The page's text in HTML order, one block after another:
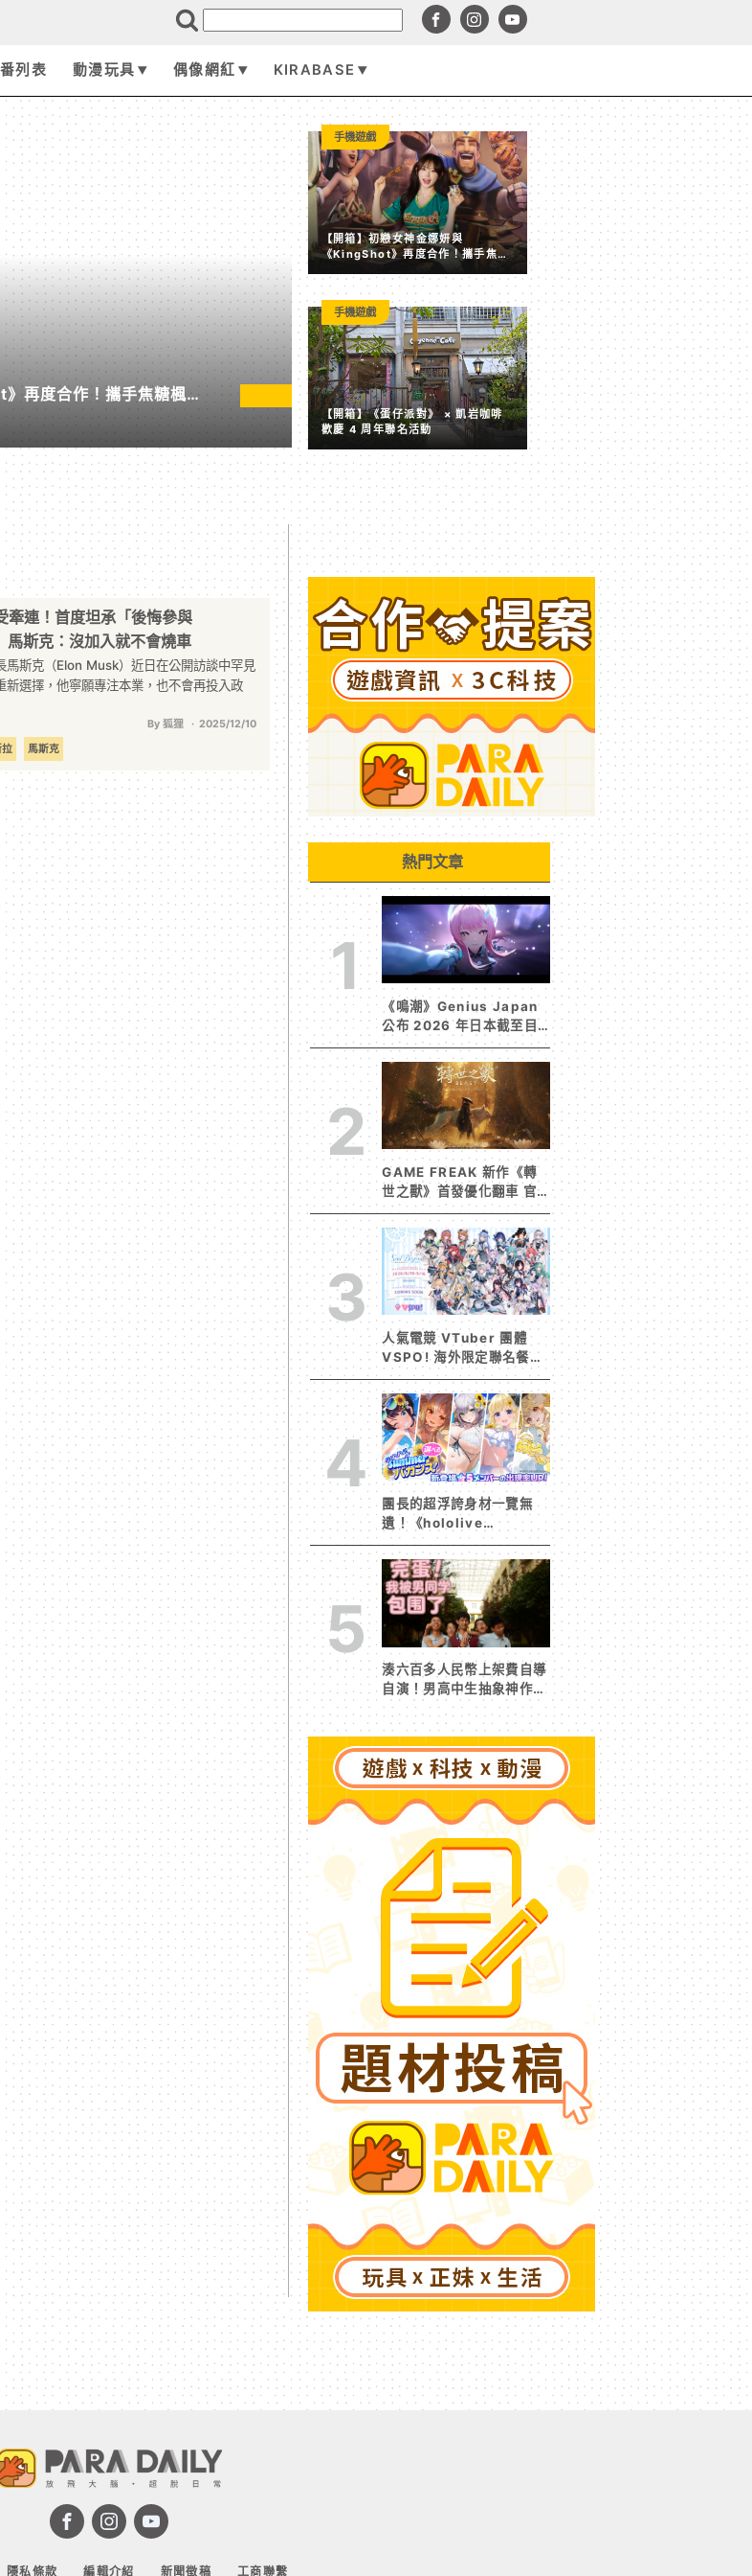
列表 動漫玩具 偶像網紅 KIRABASE
再度合作！攜手焦糖楓、
手機遊戲
【開箱】《蛋仔派對》 × 凱岩咖啡 歡慶 4 周年聯名活動
【開箱】初戀女神金娜妍與
《KingShot》再度合作！攜手焦糖
楓、柒息地推出「國王燒烤節」活動
手機遊戲
【開箱】《蛋仔派對》 × 凱岩咖啡
歡慶 4 周年聯名活動
手機遊戲
牽連！首度坦承「後悔參與
斯克：沒加入就不會燒車
馬斯克（Elon Musk）近日在公開訪談中罕見
新選擇，他寧願專注本業，也不會再投入政
By 狐狸
2025/12/10
拉 馬斯克
熱門文章
1
《鳴潮》Genius Japan
公布 2026 年日本截至目
前為止人氣歌單《遠航星的
告別》&《自無垠處歸航之
星》入榜
2
GAME FREAK 新作《轉
世之獸》首發優化翻車 官
方急發聲明承諾提供大量更
新彌補
3
人氣電競 VTuber 團體
VSPO! 海外限定聯名餐廳
《Sail Beyond！～駛向
更遠的彼方～》今夏登場！
4
團長的超浮誇身材一覽無
遺！《hololive
Dreams》首波夏日活動今
日開跑 白銀諾艾爾等 5
位人氣成員泳裝卡池同步解
鎖
5
湊六百多人民幣上架費自導
自演！男高中生抽象神作
《完蛋！我被男同學包圍
了》突然爆紅
隱私條款 編輯介紹 新聞徵稿 工商聯繫